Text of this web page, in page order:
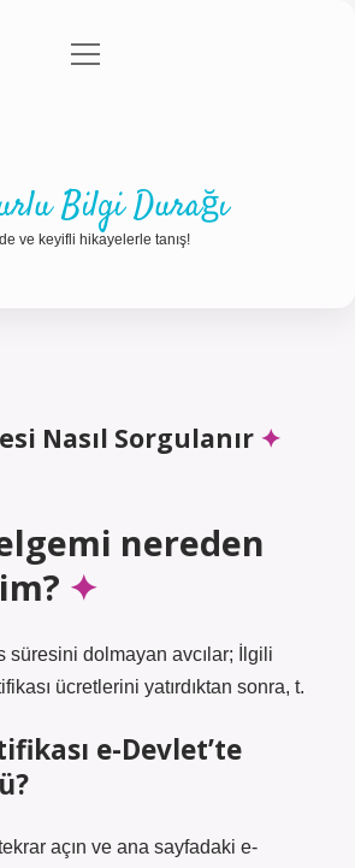
Gizlilik Politikası
menüyü
Bilgi Durağı
ve keyifli hikayelerle tanış!
Nasıl Sorgulanır
nereden
süresini dolmayan avcılar; İlgili
ücretlerini yatırdıktan sonra, t.
e-Devlet’te
açın ve ana sayfadaki e-